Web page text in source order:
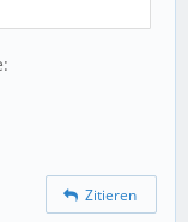
Zitieren